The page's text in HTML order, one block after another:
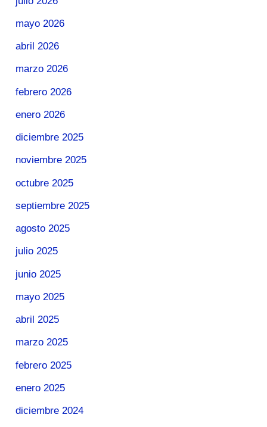
mayo 2026
abril 2026
marzo 2026
febrero 2026
enero 2026
diciembre 2025
noviembre 2025
octubre 2025
septiembre 2025
agosto 2025
julio 2025
junio 2025
mayo 2025
abril 2025
marzo 2025
febrero 2025
enero 2025
diciembre 2024